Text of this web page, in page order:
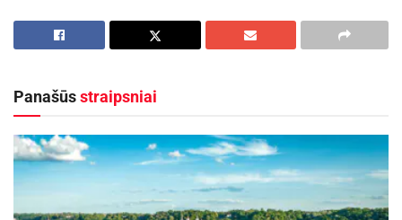
2026-07-28
savininkams: ekonominio saugumo ir solidarumo
su Ukraina užtikrinimas
Prieš dvejus metus Danijoje vykusiame Europos
čempionate trumpame baseine D. Rapšys šioje
Panašūsstraipsniai